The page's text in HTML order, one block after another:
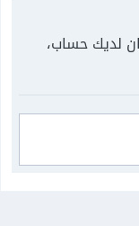
لديك حساب،